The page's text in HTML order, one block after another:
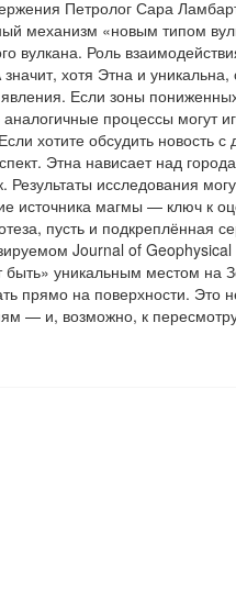
Петролог Сара
механизм «новым типом
вулкана. Роль
хотя Этна и
Если зоны
процессы могут
хотите обсудить новость с
Этна нависает над
Результаты исследования
источника магмы — ключ к
пусть и подкреплённая
Journal of
уникальным местом на
прямо на поверхности. Это
— и, возможно, к